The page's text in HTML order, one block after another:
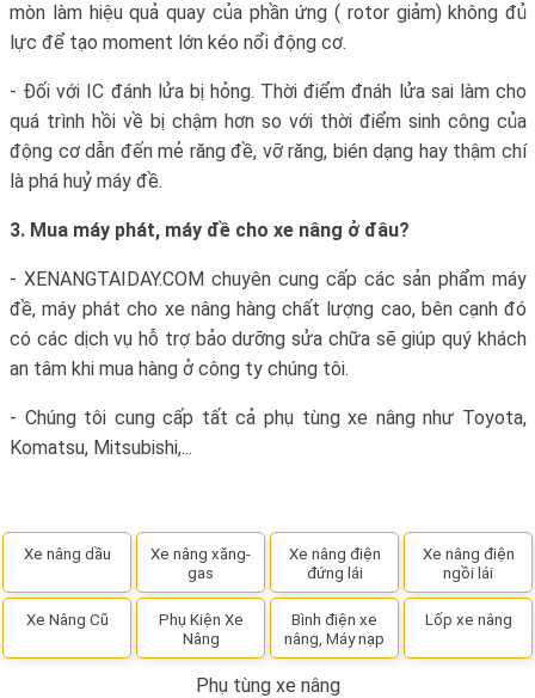
mòn làm hiệu quả quay của phần ứng ( rotor giảm) không đủ
lực để tạo moment lớn kéo nổi động cơ.
- Đối với IC đánh lửa bị hỏng. Thời điểm đnáh lửa sai làm cho
quá trình hồi về bị chậm hơn so với thời điểm sinh công của
động cơ dẫn đến mẻ răng đề, vỡ răng, bién dạng hay thậm chí
là phá huỷ máy đề.
3. Mua máy phát, máy đề cho xe nâng ở đâu?
- XENANGTAIDAY.COM chuyên cung cấp các sản phẩm máy
đề, máy phát cho xe nâng hàng chất lượng cao, bên cạnh đó
có các dịch vụ hỗ trợ bảo dưỡng sửa chữa sẽ giúp quý khách
an tâm khi mua hàng ở công ty chúng tôi.
- Chúng tôi cung cấp tất cả phụ tùng xe nâng như Toyota,
Komatsu, Mitsubishi,...
Xe nâng dầu
Xe nâng xăng-
gas
Xe nâng điện
đứng lái
Xe nâng điện
ngồi lái
Xe Nâng Cũ
Phụ Kiện Xe
Nâng
Bình điện xe
nâng, Máy nạp
Lốp xe nâng
Phụ tùng xe nâng